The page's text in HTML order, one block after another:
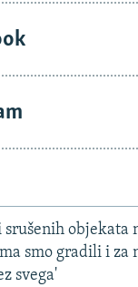
srušenih objekata
smo gradili i za
svega'